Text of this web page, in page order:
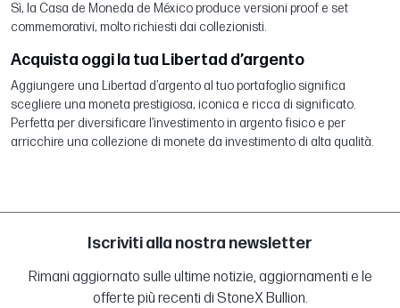
Sì, la Casa de Moneda de México produce versioni proof e set
commemorativi, molto richiesti dai collezionisti.
Acquista oggi la tua Libertad d’argento
Aggiungere una Libertad d’argento al tuo portafoglio significa
scegliere una moneta prestigiosa, iconica e ricca di significato.
Perfetta per diversificare l’investimento in argento fisico e per
arricchire una collezione di monete da investimento di alta qualità.
Iscriviti alla nostra newsletter
Rimani aggiornato sulle ultime notizie, aggiornamenti e le
offerte più recenti di StoneX Bullion.